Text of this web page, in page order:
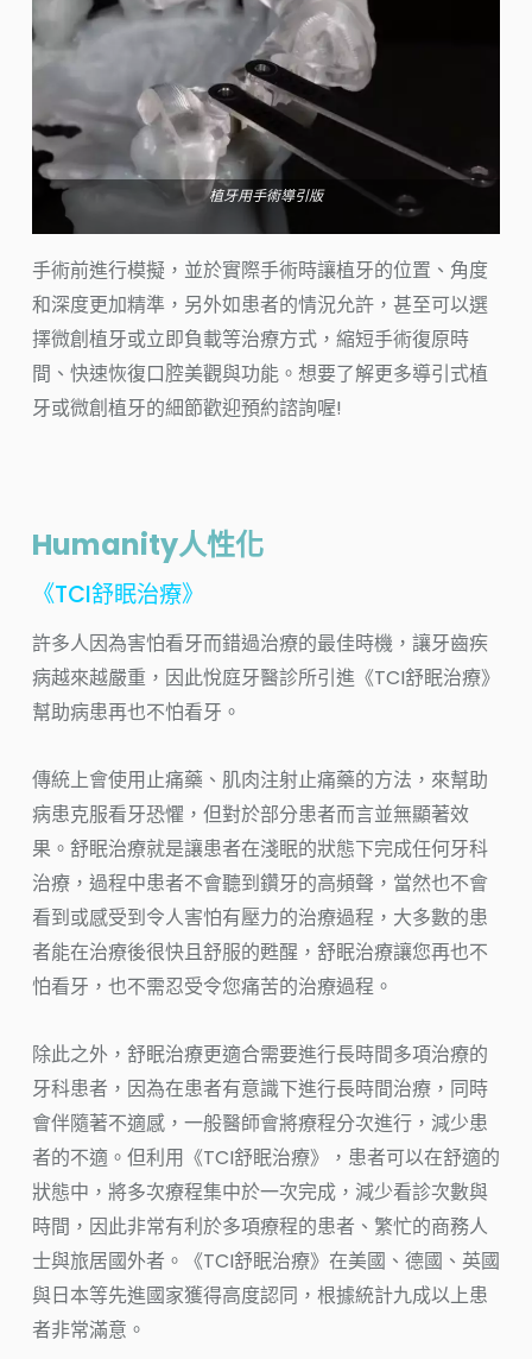
植牙用手術導引版
手術前進行模擬，並於實際手術時讓植牙的位置、角度
和深度更加精準，另外如患者的情況允許，甚至可以選
擇微創植牙或立即負載等治療方式，縮短手術復原時
間、快速恢復口腔美觀與功能。想要了解更多導引式植
牙或微創植牙的細節歡迎預約諮詢喔!
Humanity人性化
《TCI舒眠治療》
許多人因為害怕看牙而錯過治療的最佳時機，讓牙齒疾
病越來越嚴重，因此悅庭牙醫診所引進《TCI舒眠治療》
幫助病患再也不怕看牙。
傳統上會使用止痛藥、肌肉注射止痛藥的方法，來幫助
病患克服看牙恐懼，但對於部分患者而言並無顯著效
果。舒眠治療就是讓患者在淺眠的狀態下完成任何牙科
治療，過程中患者不會聽到鑽牙的高頻聲，當然也不會
看到或感受到令人害怕有壓力的治療過程，大多數的患
者能在治療後很快且舒服的甦醒，舒眠治療讓您再也不
怕看牙，也不需忍受令您痛苦的治療過程。
除此之外，舒眠治療更適合需要進行長時間多項治療的
牙科患者，因為在患者有意識下進行長時間治療，同時
會伴隨著不適感，一般醫師會將療程分次進行，減少患
者的不適。但利用《TCI舒眠治療》，患者可以在舒適的
狀態中，將多次療程集中於一次完成，減少看診次數與
時間，因此非常有利於多項療程的患者、繁忙的商務人
士與旅居國外者。《TCI舒眠治療》在美國、德國、英國
與日本等先進國家獲得高度認同，根據統計九成以上患
者非常滿意。